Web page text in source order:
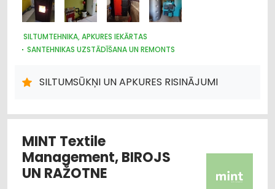
SILTUMTEHNIKA, APKURES IEKĀRTAS
SANTEHNIKAS UZSTĀDĪŠANA UN REMONTS
SILTUMSŪKŅI UN APKURES RISINĀJUMI
MINT Textile
Management, BIROJS
UN RAŽOTNE